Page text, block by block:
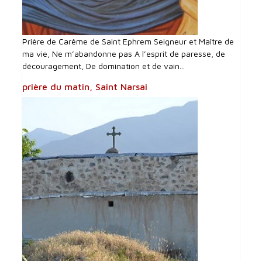
Prière de Carême de Saint Ephrem Seigneur et Maître de
ma vie, Ne m’abandonne pas A l’esprit de paresse, de
découragement, De domination et de vain...
prière du matin, Saint Narsai